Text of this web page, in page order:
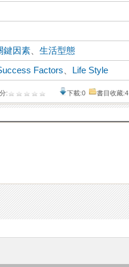
鍵因素 、生活型態
Factors
Life Style
: 下載:0 書目收藏:4